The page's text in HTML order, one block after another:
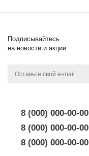
Подписывайтесь
на новости и акции
8 (000) 000-00-00
8 (000) 000-00-00
8 (000) 000-00-00